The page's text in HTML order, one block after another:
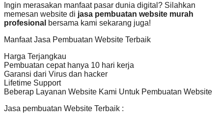
Ingin merasakan manfaat pasar dunia digital? Silahkan
memesan website di jasa pembuatan website murah
profesional bersama kami sekarang juga!
Manfaat Jasa Pembuatan Website Terbaik
Harga Terjangkau
Pembuatan cepat hanya 10 hari kerja
Garansi dari Virus dan hacker
Lifetime Support
Beberap Layanan Website Kami Untuk Pembuatan Website
Jasa pembuatan Website Terbaik :